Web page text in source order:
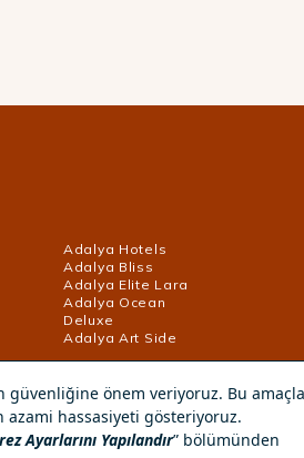
Adalya Hotels
Adalya Bliss
Adalya Elite Lara
Adalya Ocean
Deluxe
Adalya Art Side